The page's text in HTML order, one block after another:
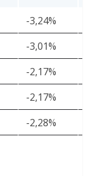
-3,24%
-3,01%
-2,17%
-2,17%
-2,28%